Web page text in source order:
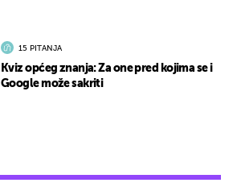
15 PITANJA
Kviz općeg znanja: Za one pred kojima se i
Google može sakriti